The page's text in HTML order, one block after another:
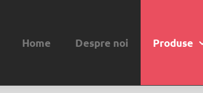
Home Despre noi Produse